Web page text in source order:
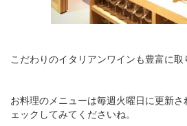
こだわりのイタリアンワインも豊富に取
お料理のメニューは毎週火曜日に更新
ェックしてみてくださいね。